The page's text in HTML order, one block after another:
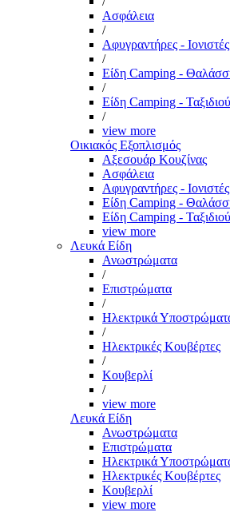
Ασφάλεια
/
Αφυγραντήρες - Ιονιστές
/
Είδη Camping -
/
Είδη Camping -
/
view more
Οικιακός Εξοπλισμός
Αξεσουάρ Κουζίνας
Ασφάλεια
Αφυγραντήρες - Ιονιστές
Είδη Camping -
Είδη Camping -
view more
Λευκά Είδη
Ανωστρώματα
/
Επιστρώματα
/
Ηλεκτρικά
/
Ηλεκτρικές Κουβέρτες
/
Κουβερλί
/
view more
Λευκά Είδη
Ανωστρώματα
Επιστρώματα
Ηλεκτρικά
Ηλεκτρικές Κουβέρτες
Κουβερλί
view more